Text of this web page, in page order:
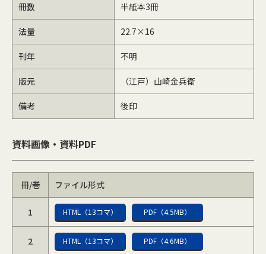
冊数 半紙本3冊
法量 22.7×16
刊年 不明
版元 （江戸）山崎金兵衛
備考 後印
資料画像・資料PDF
冊/巻 ファイル形式
1 HTML（13コマ） PDF（4.5MB）
2 HTML（13コマ） PDF（4.6MB）